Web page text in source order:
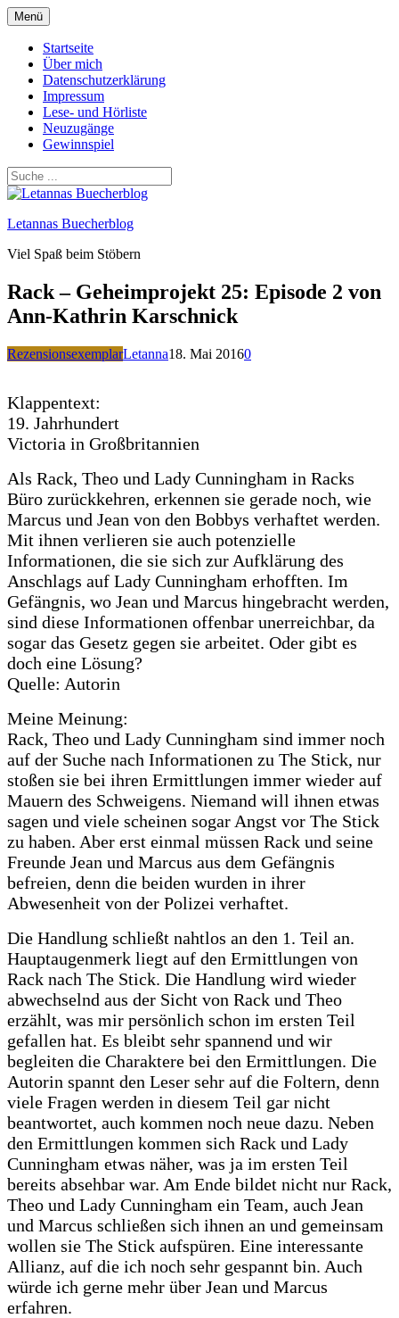
Zum
Inhalt
springen
Menü
Startseite
Über mich
Datenschutzerklärung
Impressum
Lese- und Hörliste
Neuzugänge
Gewinnspiel
Letannas Buecherblog
Viel Spaß beim Stöbern
Rack – Geheimprojekt 25: Episode 2 von
Ann-Kathrin Karschnick
RezensionsexemplarLetanna18. Mai 20160
Klappentext:
19. Jahrhundert
Victoria in Großbritannien
Als Rack, Theo und Lady Cunningham in Racks
Büro zurückkehren, erkennen sie gerade noch, wie
Marcus und Jean von den Bobbys verhaftet werden.
Mit ihnen verlieren sie auch potenzielle
Informationen, die sie sich zur Aufklärung des
Anschlags auf Lady Cunningham erhofften. Im
Gefängnis, wo Jean und Marcus hingebracht werden,
sind diese Informationen offenbar unerreichbar, da
sogar das Gesetz gegen sie arbeitet. Oder gibt es
doch eine Lösung?
Quelle: Autorin
Meine Meinung:
Rack, Theo und Lady Cunningham sind immer noch
auf der Suche nach Informationen zu The Stick, nur
stoßen sie bei ihren Ermittlungen immer wieder auf
Mauern des Schweigens. Niemand will ihnen etwas
sagen und viele scheinen sogar Angst vor The Stick
zu haben. Aber erst einmal müssen Rack und seine
Freunde Jean und Marcus aus dem Gefängnis
befreien, denn die beiden wurden in ihrer
Abwesenheit von der Polizei verhaftet.
Die Handlung schließt nahtlos an den 1. Teil an.
Hauptaugenmerk liegt auf den Ermittlungen von
Rack nach The Stick. Die Handlung wird wieder
abwechselnd aus der Sicht von Rack und Theo
erzählt, was mir persönlich schon im ersten Teil
gefallen hat. Es bleibt sehr spannend und wir
begleiten die Charaktere bei den Ermittlungen. Die
Autorin spannt den Leser sehr auf die Foltern, denn
viele Fragen werden in diesem Teil gar nicht
beantwortet, auch kommen noch neue dazu. Neben
den Ermittlungen kommen sich Rack und Lady
Cunningham etwas näher, was ja im ersten Teil
bereits absehbar war. Am Ende bildet nicht nur Rack,
Theo und Lady Cunningham ein Team, auch Jean
und Marcus schließen sich ihnen an und gemeinsam
wollen sie The Stick aufspüren. Eine interessante
Allianz, auf die ich noch sehr gespannt bin. Auch
würde ich gerne mehr über Jean und Marcus
erfahren.